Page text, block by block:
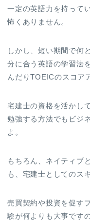
一定の英語力を持って
怖くありません。
しかし、短い期間で何
分に合う英語の学習法
んだりTOEICのスコア
宅建士の資格を活かし
勉強する方法でもビジ
よ。
もちろん、ネイティブ
も、宅建士としてのス
売買契約や投資を促す
験が何よりも大事です